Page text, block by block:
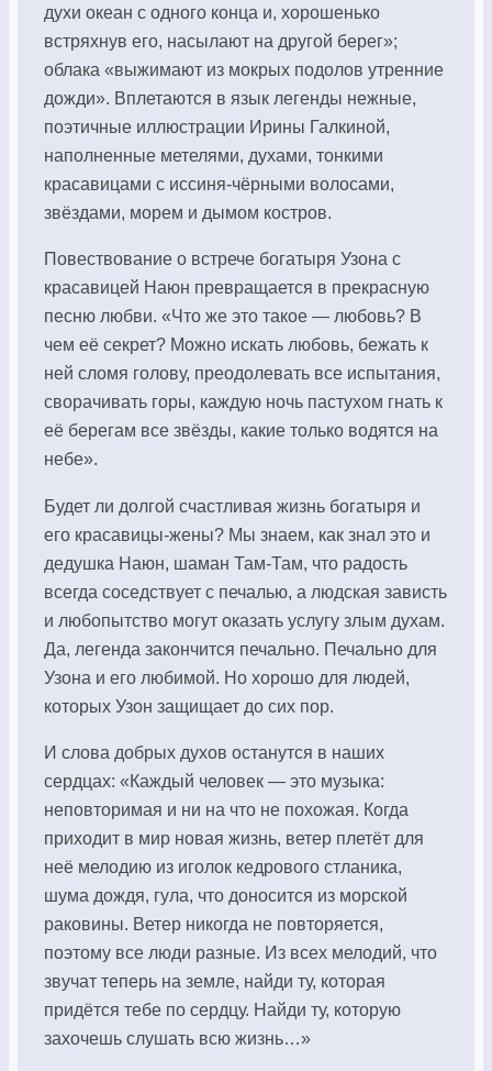
духи океан с одного конца и, хорошенько
встряхнув его, насылают на другой берег»;
облака «выжимают из мокрых подолов утренние
дожди». Вплетаются в язык легенды нежные,
поэтичные иллюстрации Ирины Галкиной,
наполненные метелями, духами, тонкими
красавицами с иссиня-чёрными волосами,
звёздами, морем и дымом костров.
Повествование о встрече богатыря Узона с
красавицей Наюн превращается в прекрасную
песню любви. «Что же это такое — любовь? В
чем её секрет? Можно искать любовь, бежать к
ней сломя голову, преодолевать все испытания,
сворачивать горы, каждую ночь пастухом гнать к
её берегам все звёзды, какие только водятся на
небе».
Будет ли долгой счастливая жизнь богатыря и
его красавицы-жены? Мы знаем, как знал это и
дедушка Наюн, шаман Там-Там, что радость
всегда соседствует с печалью, а людская зависть
и любопытство могут оказать услугу злым духам.
Да, легенда закончится печально. Печально для
Узона и его любимой. Но хорошо для людей,
которых Узон защищает до сих пор.
И слова добрых духов останутся в наших
сердцах: «Каждый человек — это музыка:
неповторимая и ни на что не похожая. Когда
приходит в мир новая жизнь, ветер плетёт для
неё мелодию из иголок кедрового стланика,
шума дождя, гула, что доносится из морской
раковины. Ветер никогда не повторяется,
поэтому все люди разные. Из всех мелодий, что
звучат теперь на земле, найди ту, которая
придётся тебе по сердцу. Найди ту, которую
захочешь слушать всю жизнь…»